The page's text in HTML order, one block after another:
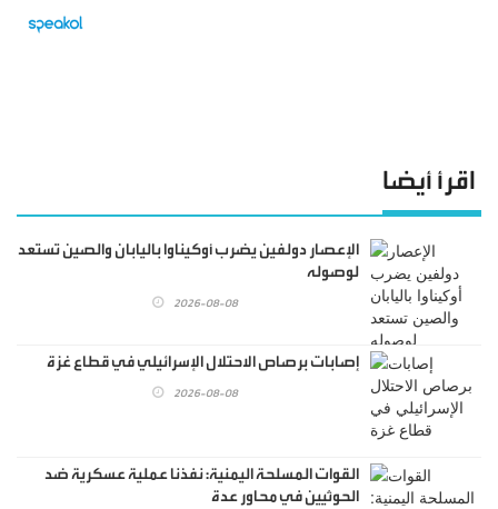
اقرأ أيضا
الإعصار دولفين يضرب أوكيناوا باليابان والصين تستعد
لوصوله
2026-08-08
إصابات برصاص الاحتلال الإسرائيلي في قطاع غزة
2026-08-08
القوات المسلحة اليمنية: نفذنا عملية عسكرية ضد
الحوثيين في محاور عدة